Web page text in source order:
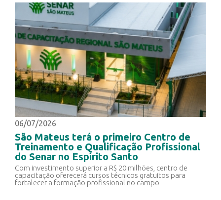
06/07/2026
São Mateus terá o primeiro Centro de
Treinamento e Qualificação Profissional
do Senar no Espírito Santo
Com investimento superior a R$ 20 milhões, centro de
capacitação oferecerá cursos técnicos gratuitos para
fortalecer a formação profissional no campo